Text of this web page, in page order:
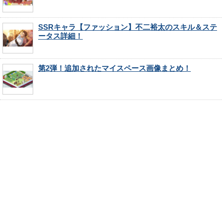
SSRキャラ【ファッション】不二裕太のスキル＆ステ
ータス詳細！
第2弾！追加されたマイスペース画像まとめ！